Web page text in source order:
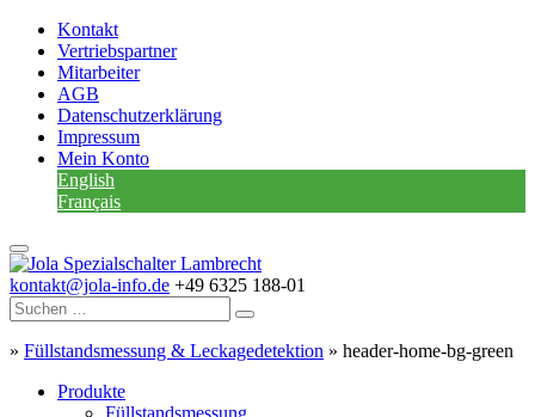
Kontakt
Vertriebspartner
Mitarbeiter
AGB
Datenschutzerklärung
Impressum
Mein Konto
English
Français
kontakt@jola-info.de +49 6325 188-01
» Füllstandsmessung & Leckagedetektion » header-home-bg-green
Produkte
Füllstandsmessung